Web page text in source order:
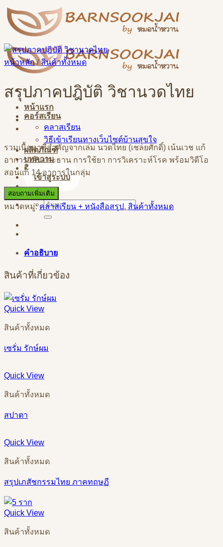
Skip
to
content
หน้าแรก
คอร์สเรียน
คลาสเรียน
วิธีเข้าเรียนทางเว็บไซต์บ้านสุขใจ
ผลิตภัณฑ์
บทความ
ติดต่อสอบถาม
เข้าสู่ระบบ
ค้นหา:
หน้าหลัก / สินค้าทั้งหมด
สรุปภาคปฎิบัติ วิชานวดไทย
รวมเนื้อหาที่สำคัญจากเล่ม นวดไทย (เชลยศักดิ์) เน้นเวช แก้
อาการ เส้นปาะธาน การใช้ยา การวิเคราะห์โรค พร้อมวิดีโอ
สอนแก้ 14 อาการในกลุ่ม
สอบถามเพิ่มเติม
หมวดหมู่:คลาสเรียน + หนังสือสรุป, สินค้าทั้งหมด
คำอธิบาย
สินค้าที่เกี่ยวข้อง
Quick View
สินค้าทั้งหมด
เซรั่ม รักษ์ผม
Quick View
สินค้าทั้งหมด
สปาตา
Quick View
สินค้าทั้งหมด
สรุปเภสัชกรรมไทย ภาคทฤษฏี
Quick View
สินค้าทั้งหมด